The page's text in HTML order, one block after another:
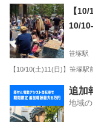
東京 八王子市 南
【
10/
笹塚駅
【10/10(土)11(日)】笹塚
笹塚
追加
地域